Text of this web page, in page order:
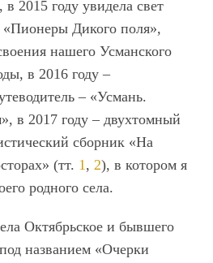
2015 году увидела свет
«Пионеры Дикого поля»,
нашего Усманского
в 2016 году –
– «Усмань.
в 2017 году – двухтомный
сборник «На
(тт. 1, 2), в котором я
родного села.
Октябрьское и бывшего
названием «Очерки